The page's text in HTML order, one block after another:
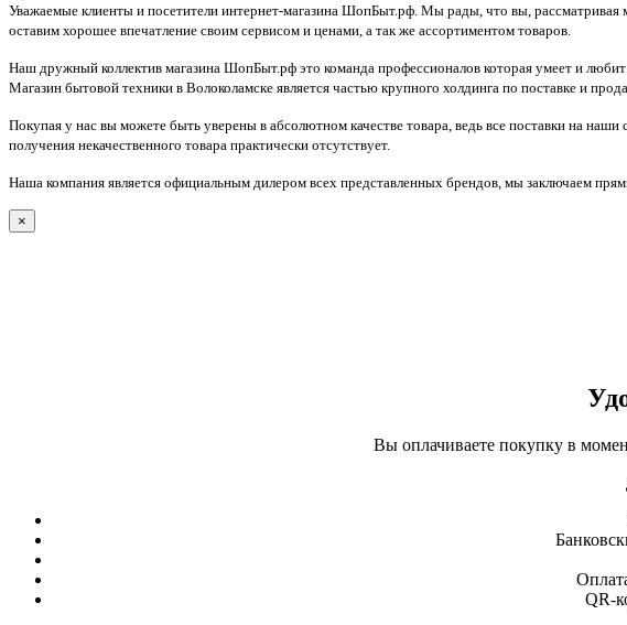
Уважаемые клиенты и посетители интернет-магазина ШопБыт.рф. Мы рады, что вы, рассматривая
оставим хорошее впечатление своим сервисом и ценами, а так же ассортиментом товаров.
Наш дружный коллектив магазина ШопБыт.рф это команда профессионалов которая умеет и
Магазин бытовой техники в Волоколамске является частью крупного холдинга по поставке и
Покупая у нас вы можете быть уверены в абсолютном качестве товара, ведь все поставки на
получения некачественного товара практически отсутствует.
Наша компания является официальным дилером всех представленных брендов, мы заключаем
×
Вы оплачиваете покупку в
QR-